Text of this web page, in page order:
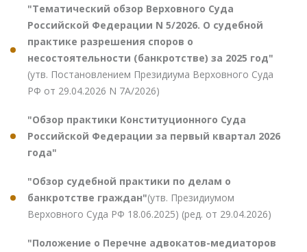
"Тематический обзор Верховного Суда
Российской Федерации N 5/2026. О судебной
практике разрешения споров о
несостоятельности (банкротстве) за 2025 год"
(утв. Постановлением Президиума Верховного Суда
РФ от 29.04.2026 N 7А/2026)
"Обзор практики Конституционного Суда
Российской Федерации за первый квартал 2026
года"
"Обзор судебной практики по делам о
банкротстве граждан"(утв. Президиумом
Верховного Суда РФ 18.06.2025) (ред. от 29.04.2026)
"Положение о Перечне адвокатов-медиаторов